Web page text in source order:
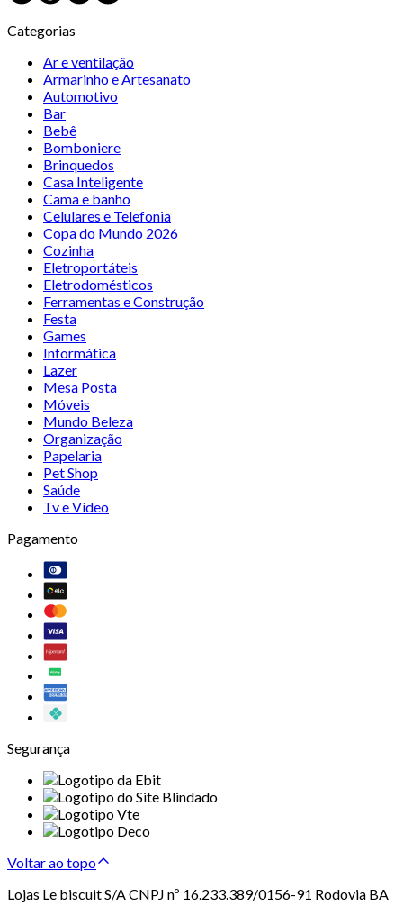
Categorias
Ar e ventilação
Armarinho e Artesanato
Automotivo
Bar
Bebê
Bomboniere
Brinquedos
Casa Inteligente
Cama e banho
Celulares e Telefonia
Copa do Mundo 2026
Cozinha
Eletroportáteis
Eletrodomésticos
Ferramentas e Construção
Festa
Games
Informática
Lazer
Mesa Posta
Móveis
Mundo Beleza
Organização
Papelaria
Pet Shop
Saúde
Tv e Vídeo
Pagamento
Segurança
Voltar ao topo
Lojas Le biscuit S/A CNPJ nº 16.233.389/0156-91 Rodovia BA